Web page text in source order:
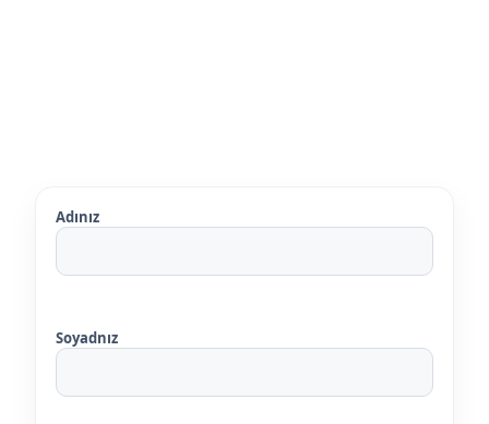
Adınız
Soyadnız